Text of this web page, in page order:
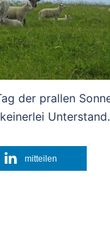
der prallen
Unterstand.
mitteilen